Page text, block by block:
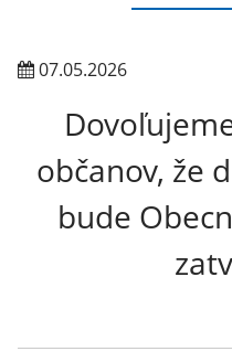
07.05.2026
občanov, že
bude